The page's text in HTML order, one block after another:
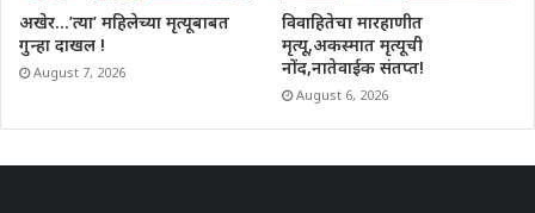
अखेर…’त्या’ महिलेच्या मृत्यूबाबत
गुन्हा दाखल !
August 7, 2026
विवाहितेचा मारहाणीत
मृत्यू,अकस्मात मृत्यूची
नोंद,नातेवाईक संतप्त!
August 6, 2026